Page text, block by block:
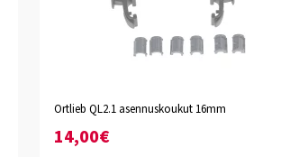
Ortlieb QL2.1 asennuskoukut 16mm
14,00€